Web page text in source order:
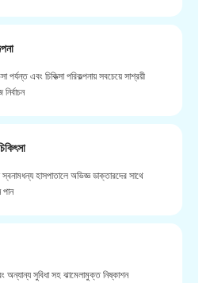
পর্যন্ত এবং চিকিত্সা পরিকল্পনায় সবচেয়ে সাশ্রয়ী
হাসপাতালে অভিজ্ঞ ডাক্তারদের সাথে
অন্যান্য সুবিধা সহ ঝামেলামুক্ত নিষ্কাশন